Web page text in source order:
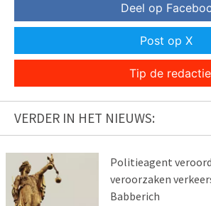
Deel op
Post op X
Tip de redactie
VERDER IN HET NIEUWS:
Politieagent
veroorzaken
Babberich